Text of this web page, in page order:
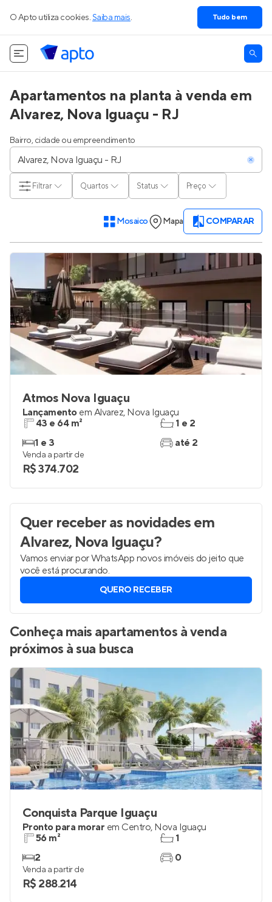
O Apto utiliza cookies. Saiba mais. Tudo bem
Apartamentos na planta à venda em
Alvarez, Nova Iguaçu - RJ
Bairro, cidade ou empreendimento
Quartos Status Preço
Filtrar
Mosaico Mapa COMPARAR
Atmos Nova Iguaçu
Lançamento em Alvarez, Nova Iguaçu
43 e 64 m²
1 e 3
1 e 2
até 2
Venda a partir de
R$ 374.702
Quer receber as novidadesem
Alvarez, Nova Iguaçu?
Vamos enviar por WhatsApp novos imóveis do jeito que
você está procurando.
QUERO RECEBER
Conheça mais apartamentos à venda
próximos à sua busca
Conquista Parque Iguaçu
Pronto para morar em Centro, Nova Iguaçu
56 m²
2
1
0
Venda a partir de
R$ 288.214